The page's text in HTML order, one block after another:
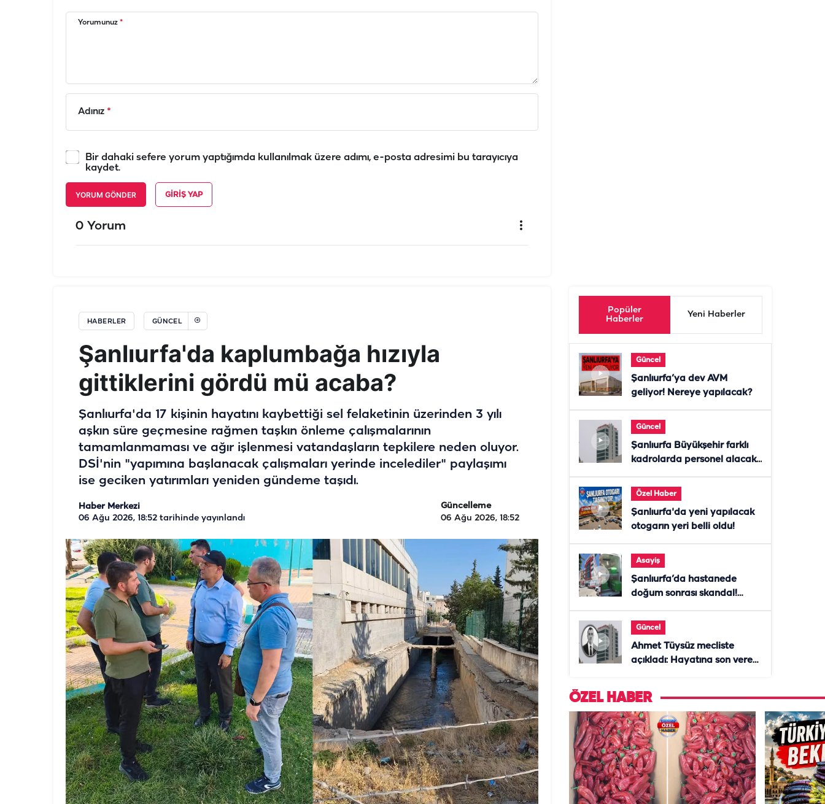
Yorumunuz *
Adınız *
Bir dahaki sefere yorum yaptığımda kullanılmak üzere adımı, e-posta adresimi bu tarayıcıya
kaydet.
YORUM GÖNDER GIRIŞ YAP
0 Yorum
HABERLER GÜNCEL
Şanlıurfa'da kaplumbağa hızıyla
gittiklerini gördü mü acaba?
Şanlıurfa'da 17 kişinin hayatını kaybettiği sel felaketinin üzerinden 3 yılı
aşkın süre geçmesine rağmen taşkın önleme çalışmalarının
tamamlanmaması ve ağır işlenmesi vatandaşların tepkilere neden oluyor.
DSİ'nin "yapımına başlanacak çalışmaları yerinde incelediler" paylaşımı
ise geciken yatırımları yeniden gündeme taşıdı.
Haber Merkezi
06 Ağu 2026, 18:52 tarihinde yayınlandı
Güncelleme
06 Ağu 2026, 18:52
Popüler
Haberler
Yeni Haberler
Güncel
Şanlıurfa’ya dev AVM
geliyor! Nereye yapılacak?
Güncel
Şanlıurfa Büyükşehir farklı
kadrolarda personel alacak!
Özel Haber
Şanlıurfa'da yeni yapılacak
otogarın yeri belli oldu!
Asayiş
Şanlıurfa’da hastanede
doğum sonrası skandal!
Güncel
Ahmet Tüysüz mecliste
açıkladı: Hayatına son veren
ÖZEL HABER